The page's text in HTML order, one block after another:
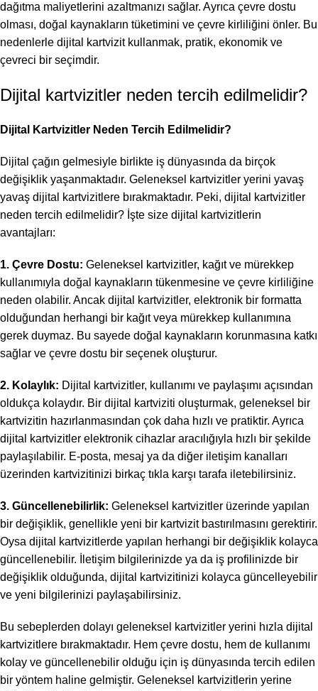
dağıtma maliyetlerini azaltmanızı sağlar. Ayrıca çevre dostu
olması, doğal kaynakların tüketimini ve çevre kirliliğini önler. Bu
nedenlerle dijital kartvizit kullanmak, pratik, ekonomik ve
çevreci bir seçimdir.
Dijital kartvizitler neden tercih edilmelidir?
Dijital Kartvizitler Neden Tercih Edilmelidir?
Dijital çağın gelmesiyle birlikte iş dünyasında da birçok
değişiklik yaşanmaktadır. Geleneksel kartvizitler yerini yavaş
yavaş dijital kartvizitlere bırakmaktadır. Peki, dijital kartvizitler
neden tercih edilmelidir? İşte size dijital kartvizitlerin
avantajları:
1. Çevre Dostu: Geleneksel kartvizitler, kağıt ve mürekkep
kullanımıyla doğal kaynakların tükenmesine ve çevre kirliliğine
neden olabilir. Ancak dijital kartvizitler, elektronik bir formatta
olduğundan herhangi bir kağıt veya mürekkep kullanımına
gerek duymaz. Bu sayede doğal kaynakların korunmasına katkı
sağlar ve çevre dostu bir seçenek oluşturur.
2. Kolaylık: Dijital kartvizitler, kullanımı ve paylaşımı açısından
oldukça kolaydır. Bir dijital kartviziti oluşturmak, geleneksel bir
kartvizitin hazırlanmasından çok daha hızlı ve pratiktir. Ayrıca
dijital kartvizitler elektronik cihazlar aracılığıyla hızlı bir şekilde
paylaşılabilir. E-posta, mesaj ya da diğer iletişim kanalları
üzerinden kartvizitinizi birkaç tıkla karşı tarafa iletebilirsiniz.
3. Güncellenebilirlik: Geleneksel kartvizitler üzerinde yapılan
bir değişiklik, genellikle yeni bir kartvizit bastırılmasını gerektirir.
Oysa dijital kartvizitlerde yapılan herhangi bir değişiklik kolayca
güncellenebilir. İletişim bilgilerinizde ya da iş profilinizde bir
değişiklik olduğunda, dijital kartvizitinizi kolayca güncelleyebilir
ve yeni bilgilerinizi paylaşabilirsiniz.
Bu sebeplerden dolayı geleneksel kartvizitler yerini hızla dijital
kartvizitlere bırakmaktadır. Hem çevre dostu, hem de kullanımı
kolay ve güncellenebilir olduğu için iş dünyasında tercih edilen
bir yöntem haline gelmiştir. Geleneksel kartvizitlerin yerine